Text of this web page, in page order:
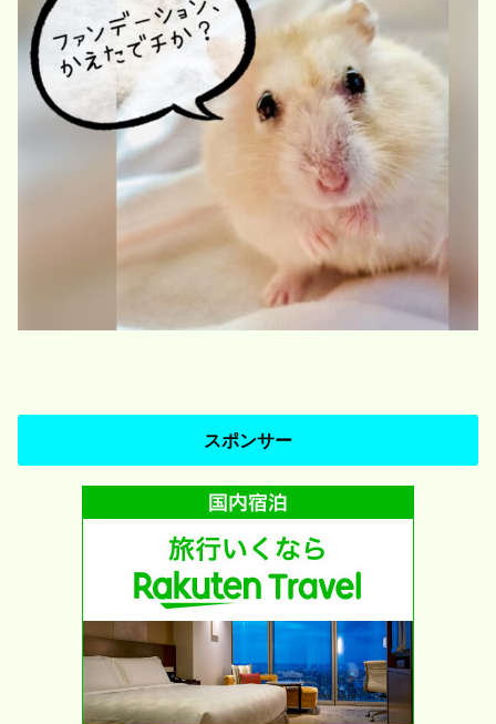
スポンサー